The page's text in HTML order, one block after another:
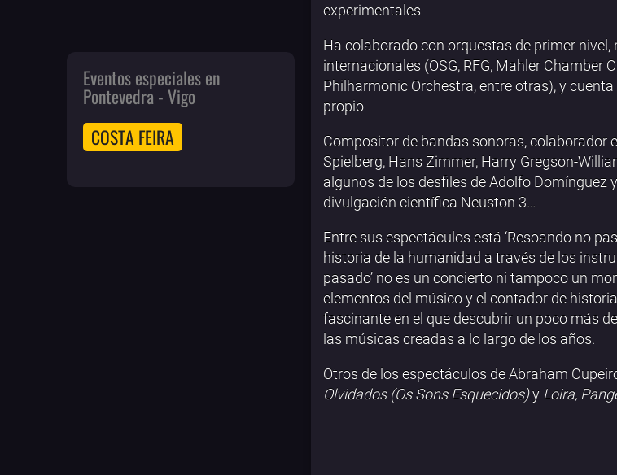
experimentales
Ha colaborado con orquestas de primer nivel,
internacionales (OSG, RFG, Mahler Chamber
Philharmonic Orchestra, entre otras), y
propio
Compositor de bandas sonoras, colaborador
Spielberg, Hans Zimmer, Harry Gregson-
algunos de los desfiles de Adolfo Domínguez
divulgación científica Neuston 3…
Entre sus espectáculos está ‘Resoando no
historia de la humanidad a través de los
pasado’ no es un concierto ni tampoco un
elementos del músico y el contador de
fascinante en el que descubrir un poco más
las músicas creadas a lo largo de los años.
Otros de los espectáculos de Abraham
Olvidados (Os Sons Esquecidos)y Loira,
Eventos especiales en
Pontevedra - Vigo
COSTA FEIRA